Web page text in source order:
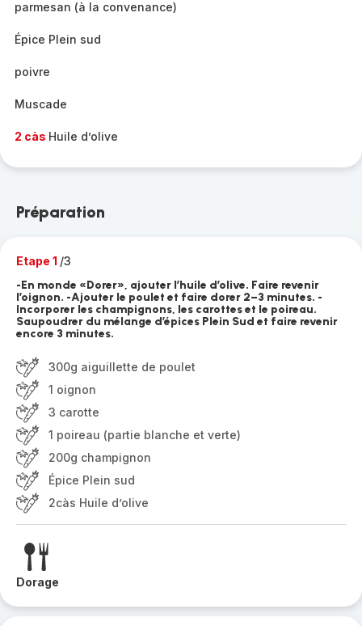
parmesan (à la convenance)
Épice Plein sud
poivre
Muscade
2 càs Huile d’olive
Préparation
Etape 1 /3
-En monde «Dorer», ajouter l’huile d’olive. Faire revenir
l’oignon. -Ajouter le poulet et faire dorer 2–3 minutes. -
Incorporer les champignons, les carottes et le poireau.
Saupoudrer du mélange d’épices Plein Sud et faire revenir
encore 3 minutes.
300g aiguillette de poulet
1 oignon
3 carotte
1 poireau (partie blanche et verte)
200g champignon
Épice Plein sud
2càs Huile d’olive
Dorage